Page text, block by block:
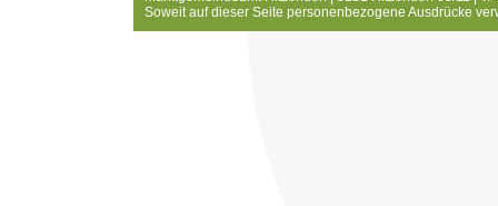
Soweit auf dieser Seite personenbezogene Ausdrücke